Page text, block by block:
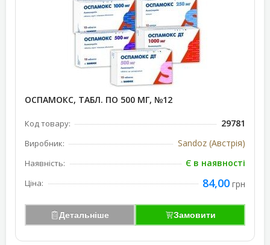
ОСПАМОКС, ТАБЛ. ПО 500 МГ, №12
Код товару: 29781
Виробник: Sandoz (Австрія)
Наявність: Є в наявності
Ціна: 84,00 грн
Детальніше Замовити